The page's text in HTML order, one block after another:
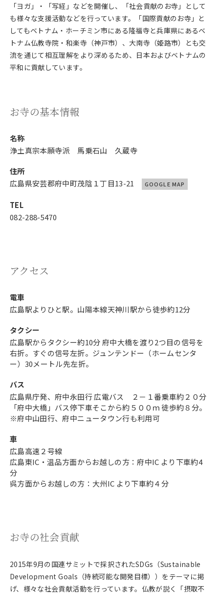
「ヨガ」・「写経」などを開催し、「社会貢献のお寺」として
も様々な支援活動などを行っています。「国際貢献のお寺」と
してもベトナム・ホーチミン市にある隆福寺と兵庫県にあるベ
トナム仏教寺院・和楽寺（神戸市）、大南寺（姫路市）とも交
流を通じて相互理解をより深めるため、日本およびベトナムの
平和に貢献しています。
お寺の基本情報
名称
浄土真宗本願寺派 馬乗石山 久蔵寺
住所
広島県安芸郡府中町茂陰１丁目13-21
GOOGLE MAP
TEL
082-288-5470
アクセス
電車
広島駅よりひと駅。山陽本線天神川駅から徒歩約12分
タクシー
広島駅からタクシー約10分 府中大橋を渡り2つ目の信号を
右折。すぐの信号左折。ジュンテンドー（ホームセンタ
ー）30メートル先左折。
バス
広島県庁発、府中永田行 広電バス ２－１番乗車約２０分
「府中大橋」バス停下車そこから約５００ｍ 徒歩約８分。
※府中山田行、府中ニュータウン行も利用可
車
広島高速２号線
広島東IC・温品方面からお越しの方：府中IC より下車約4
分
呉方面からお越しの方：大州IC より下車約４分
お寺の社会貢献
2015年9月の国連サミットで採択されたSDGs（Sustainable
Development Goals（持続可能な開発目標））をテーマに掲
げ、様々な社会貢献活動を行っています。仏教が説く「摂取不